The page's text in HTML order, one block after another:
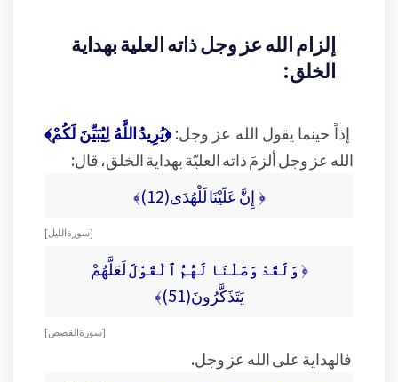
إلزام الله عز وجل ذاته العلية بهداية
الخلق:
إذاً حينما يقول الله عز وجل:﴿يُرِيدُ اللَّهُ لِيُبَيِّنَ لَكُمْ﴾
الله عز وجل ألزمَ ذاته العليّة بهداية الخلق، قال:
﴿ إِنَّ عَلَيْنَا لَلْهُدَى(12)﴾
[ سورة الليل ]
﴿وَلَقَدْ وَصَّلْنَا لَهُمُ ٱلْقَوْلَلَعَلَّهُمْ
يَتَذَكَّرُونَ(51)﴾
[ سورة القصص ]
فالهداية على الله عز وجل.